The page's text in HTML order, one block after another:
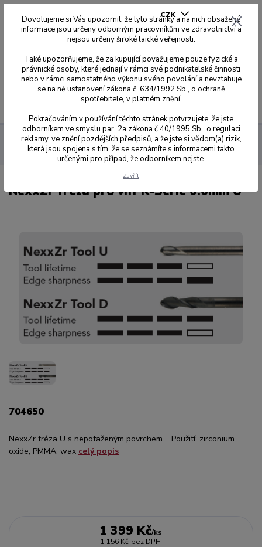
CZK
0,00 Kč
Sagemax Frézy vhf K-Serie
NexxZr fréza pro vhf K-Serie
0.6mm U
NexxZr fréza pro vhf K-Serie 0.6mm U
704650
NexxZr fréza U s nepotaženým povrchem. Použití: zirconium
oxide, PMMA, wax celý popis
1 399 Kč/ks
1 156 Kč bez DPH
Dovolujeme si Vás upozornit, že tyto stránky a na nich obsažené
informace jsou určeny odborným pracovníkům ve zdravotnictví a
nejsou určeny široké laické veřejnosti.
Také upozorňujeme, že za kupující považujeme pouze fyzické a
právnické osoby, které jednají v rámci své podnikatelské činnosti
nebo v rámci samostatného výkonu svého povolání a nevztahuje
se na ně ustanovení zákona č. 634/1992 Sb., o ochraně
spotřebitele, v platném znění.
Pokračováním v používání těchto stránek potvrzujete, že jste
odborníkem ve smyslu par. 2a zákona č.40/1995 Sb., o regulaci
reklamy, ve znění pozdějších předpisů, a že jste si vědom(a) rizik,
která jsou spojena s tím, že se seznámíte s informacemi takto
určenými pro případ, že odborníkem nejste.
Zavřít